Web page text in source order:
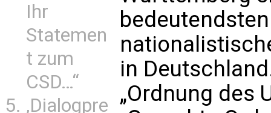
Ihr
Statemen
t zum
CSD…“
‚Dialogpre
in
„Ordnung des